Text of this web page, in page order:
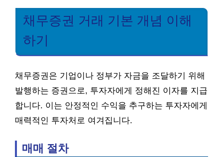
채무증권 거래 기본 개념 이해
하기
채무증권은 기업이나 정부가 자금을 조달하기 위해
발행하는 증권으로, 투자자에게 정해진 이자를 지급
합니다. 이는 안정적인 수익을 추구하는 투자자에게
매력적인 투자처로 여겨집니다.
매매 절차